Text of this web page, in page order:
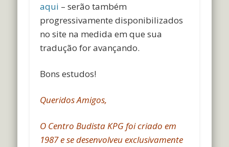
aqui – serão também
progressivamente disponibilizados
no site na medida em que sua
tradução for avançando.
Bons estudos!
Queridos Amigos,
O Centro Budista KPG foi criado em
1987 e se desenvolveu exclusivamente